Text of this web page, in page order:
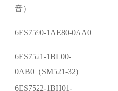
音）
6ES7590-1AE80-0AA0
6ES7521-1BL00-
0AB0（SM521-32)
6ES7522-1BH01-